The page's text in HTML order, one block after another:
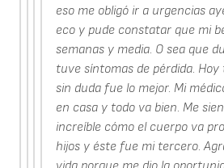
eso me obligó ir a urgencias
eco y pude constatar que mi
semanas y media. O sea que
tuve síntomas de pérdida.
sin duda fue lo mejor. Mi
en casa y todo va bien. Me
increíble cómo el cuerpo va
hijos y éste fue mi tercero.